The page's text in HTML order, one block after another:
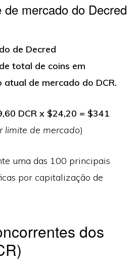
mercado do Decred
de Decred
total de coins em
atual de mercado do DCR.
DCR x $24,20 = $341
limite de mercado)
uma das 100 principais
por capitalização de
dos